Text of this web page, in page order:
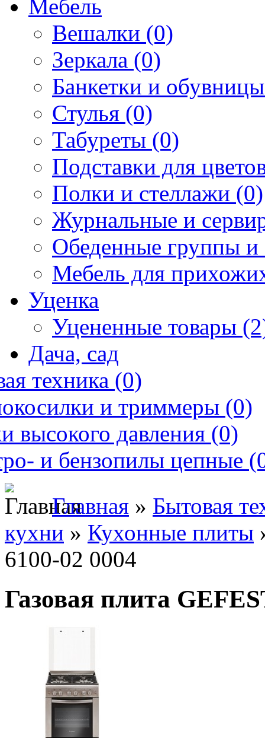
Мебель
Вешалки (0)
Зеркала (0)
Банкетки и
Стулья (0)
Табуреты (0)
Подставки для
Полки и стеллажи (0)
Журнальные и
Обеденные группы и
Мебель для
Уценка
Уцененные товары
Дача, сад
техника (0)
и триммеры (0)
высокого давления (0)
и бензопилы цепные
Главная » Бытовая
кухни » Кухонные плиты
6100-02 0004
Газовая плита